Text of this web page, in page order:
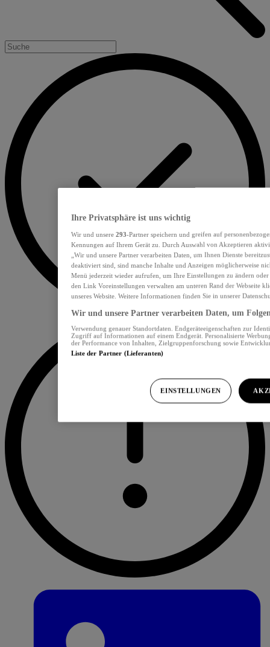
Ihre Privatsphäre ist uns wichtig
Wir und unsere 293-Partner speichern und greifen auf
Kennungen auf Ihrem Gerät zu. Durch Auswahl von Akzeptieren
„Wir und unsere Partner verarbeiten Daten, um Ihnen Dienste
deaktiviert sind, sind manche Inhalte und Anzeigen möglicherweise
Menü jederzeit wieder aufrufen, um Ihre Einstellungen zu ändern
den Link Voreinstellungen verwalten am unteren Rand der Webseite
unseres Website. Weitere Informationen finden Sie in unserer
Wir und unsere Partner verarbeiten Daten, um
Verwendung genauer Standortdaten. Endgeräteeigenschaften zur
Zugriff auf Informationen auf einem Endgerät. Personalisierte
der Performance von Inhalten, Zielgruppenforschung sowie
Liste der Partner (Lieferanten)
EINSTELLUNGEN